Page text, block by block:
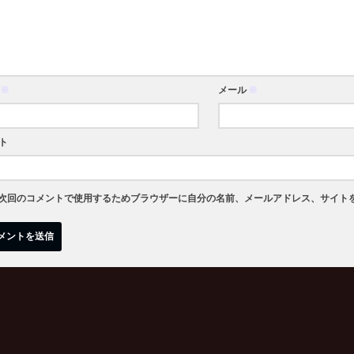
※ メール ※
回のコメントで使用するためブラウザーに自分の名前、メールアドレス、サイト